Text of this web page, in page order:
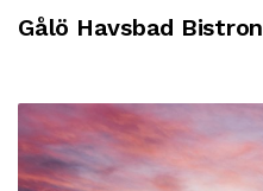
Gålö Havsbad Bistron